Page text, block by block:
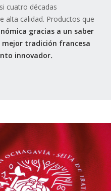
cuatro décadas
alta calidad. Productos que
gracias a un saber
mejor tradición francesa
innovador.